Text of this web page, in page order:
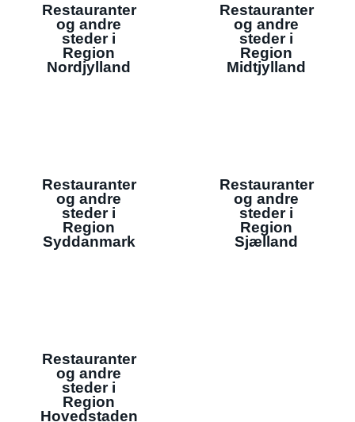
Restauranter
og andre
steder i
Region
Nordjylland
Restauranter
og andre
steder i
Region
Midtjylland
Restauranter
og andre
steder i
Region
Syddanmark
Restauranter
og andre
steder i
Region
Sjælland
Restauranter
og andre
steder i
Region
Hovedstaden